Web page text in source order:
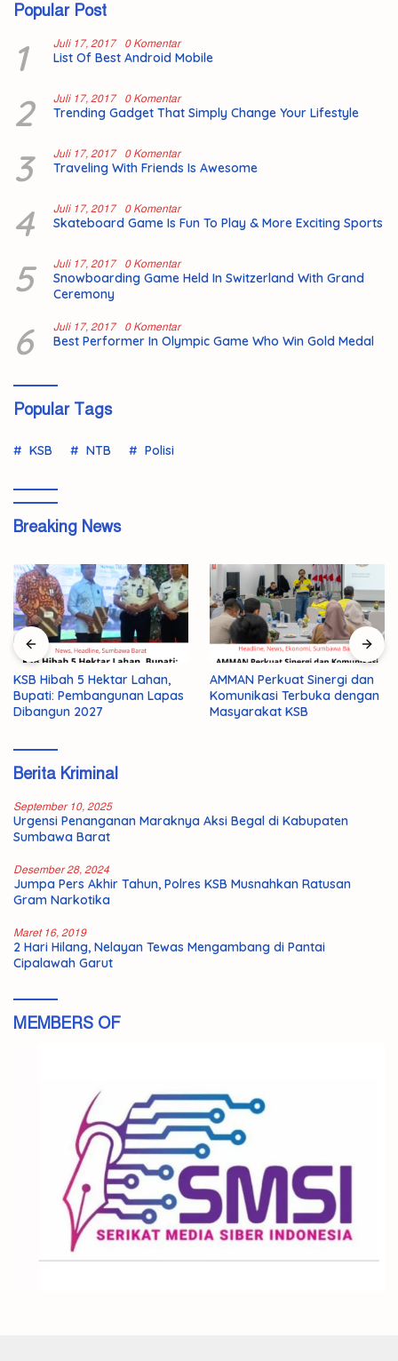
Popular Post
1 Juli 17, 2017 0 Komentar
List Of Best Android Mobile
2 Juli 17, 2017 0 Komentar
Trending Gadget That Simply Change Your Lifestyle
3 Juli 17, 2017 0 Komentar
Traveling With Friends Is Awesome
4 Juli 17, 2017 0 Komentar
Skateboard Game Is Fun To Play & More Exciting Sports
5 Juli 17, 2017 0 Komentar
Snowboarding Game Held In Switzerland With Grand
Ceremony
6 Juli 17, 2017 0 Komentar
Best Performer In Olympic Game Who Win Gold Medal
Popular Tags
KSB NTB Polisi
Breaking News
KSB Hibah 5 Hektar Lahan,
Bupati: Pembangunan Lapas
Dibangun 2027
AMMAN Perkuat Sinergi dan
Komunikasi Terbuka dengan
Masyarakat KSB
Berita Kriminal
September 10, 2025
Urgensi Penanganan Maraknya Aksi Begal di Kabupaten
Sumbawa Barat
Desember 28, 2024
Jumpa Pers Akhir Tahun, Polres KSB Musnahkan Ratusan
Gram Narkotika
Maret 16, 2019
2 Hari Hilang, Nelayan Tewas Mengambang di Pantai
Cipalawah Garut
MEMBERS OF